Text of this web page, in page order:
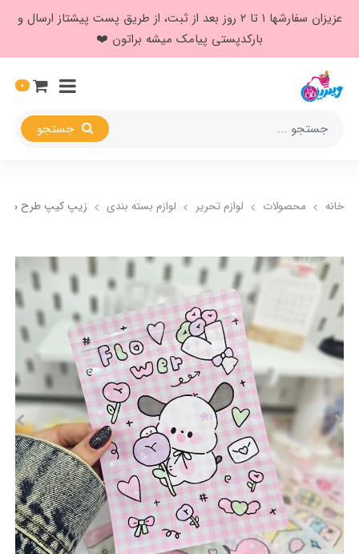
عزیزان سفارشها ۱ تا ۲ روز بعد از ثبت، از طریق پست پیشتاز ارسال و
بارکدپستی پیامک میشه براتون ❤️
0
خانه محصولات لوازم تحریر لوازم بسته بندی زیپ کیپ طرح